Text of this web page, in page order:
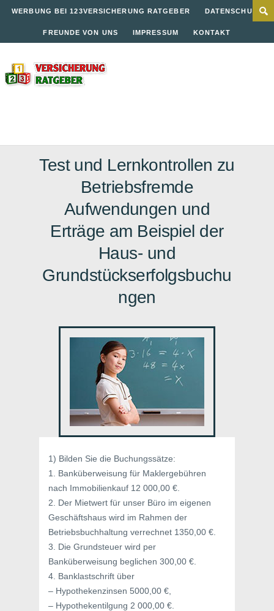
WERBUNG BEI 123VERSICHERUNG RATGEBER DATENSCHUTZ
FREUNDE VON UNS IMPRESSUM KONTAKT
Test und Lernkontrollen zu
Betriebsfremde
Aufwendungen und
Erträge am Beispiel der
Haus- und
Grundstückserfolgsbuchu
ngen
1) Bilden Sie die Buchungssätze:
1. Banküberweisung für Maklergebühren
nach Immobilienkauf 12 000,00 €.
2. Der Mietwert für unser Büro im eigenen
Geschäftshaus wird im Rahmen der
Betriebsbuchhaltung verrechnet 1350,00 €.
3. Die Grundsteuer wird per
Banküberweisung beglichen 300,00 €.
4. Banklastschrift über
– Hypothekenzinsen 5000,00 €,
– Hypothekentilgung 2 000,00 €.